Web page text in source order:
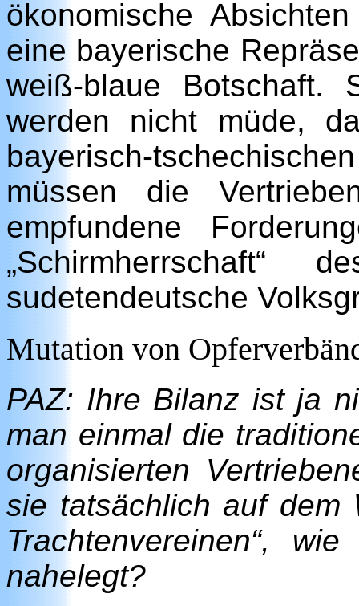
ökonomische
eine bayerische
weiß-blaue Botschaft.
werden nicht müde,
bayerisch-
müssen die
empfundene
sudetendeutsche
Mutation von
PAZ: Ihre Bilanz ist ja
man einmal die
organisierten
sie tatsächlich auf dem
Trachtenvereinen“,
nahelegt?